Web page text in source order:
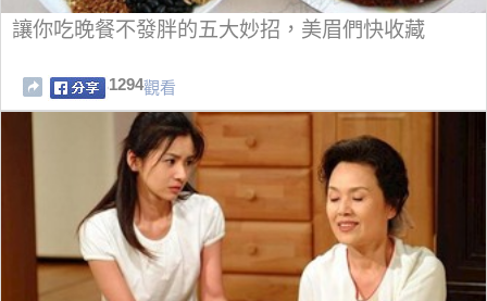
讓你吃晚餐不發胖的五大妙招，美眉們快收藏
1294觀看